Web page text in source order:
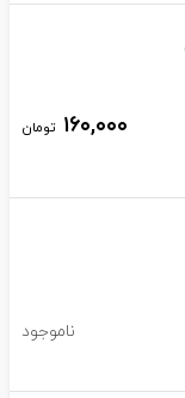
۱۶۰,۰۰۰ تومان
ناموجود